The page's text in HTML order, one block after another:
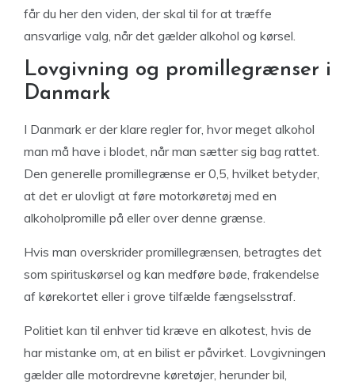
får du her den viden, der skal til for at træffe
ansvarlige valg, når det gælder alkohol og kørsel.
Lovgivning og promillegrænser i
Danmark
I Danmark er der klare regler for, hvor meget alkohol
man må have i blodet, når man sætter sig bag rattet.
Den generelle promillegrænse er 0,5, hvilket betyder,
at det er ulovligt at føre motorkøretøj med en
alkoholpromille på eller over denne grænse.
Hvis man overskrider promillegrænsen, betragtes det
som spirituskørsel og kan medføre bøde, frakendelse
af kørekortet eller i grove tilfælde fængselsstraf.
Politiet kan til enhver tid kræve en alkotest, hvis de
har mistanke om, at en bilist er påvirket. Lovgivningen
gælder alle motordrevne køretøjer, herunder bil,